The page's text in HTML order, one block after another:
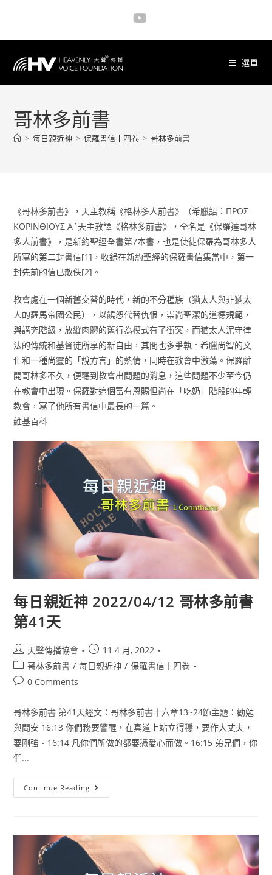
選單
哥林多前書
> 每日親近神 > 保羅書信十四卷 > 哥林多前書
《哥林多前書》，天主教稱《格林多人前書》（希臘語：ΠΡΟΣ
ΚΟΡΙΝΘΙΟΥΣ Α΄天主教譯《格林多前書》，全名是《保羅達哥林
多人前書》，是新約聖經全書第7本書，也是使徒保羅為哥林多人
所寫的第二封書信[1]，收錄在新約聖經的保羅書信集當中，第一
封先前的信已散佚[2]。
教會處在一個新舊交替的時代，新的不分種族（猶太人與非猶太
人的羅馬帝國公民），以饒恕代替仇恨，崇尚聖潔的道德規範，
與講究階級，放縱肉體的舊行為模式有了衝突，而猶太人泥守律
法的傳統和基督徒所享的新自由，其間也多爭執。希臘尚智的文
化和一種尚靈的「說方言」的熱情，同時在教會中激蕩。保羅離
開哥林多不久，便聽到教會出問題的消息，這些問題不少至今仍
在教會中出現。保羅對這個富有恩賜但尚在「吃奶」階段的年輕
教會，寫了他所有書信中最長的一篇。
維基百科
每日親近神 2022/04/12 哥林多前書
第41天
天聲傳播協會
11 4 月, 2022
哥林多前書 / 每日親近神 / 保羅書信十四卷
0 Comments
哥林多前書 第41天經文：哥林多前書十六章13~24節主題：勸勉
與問安 16:13 你們務要警醒，在真道上站立得穩，要作大丈夫，
要剛強。16:14 凡你們所做的都要憑愛心而做。16:15 弟兄們，你
們...
Continue Reading